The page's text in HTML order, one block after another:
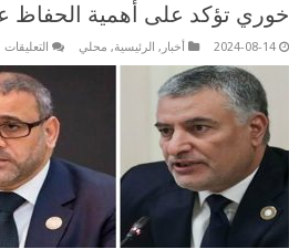
خوري تؤكد على أهمية الحفاظ
2024-08-14 أخبار , الرئيسية, محلي التعليقات